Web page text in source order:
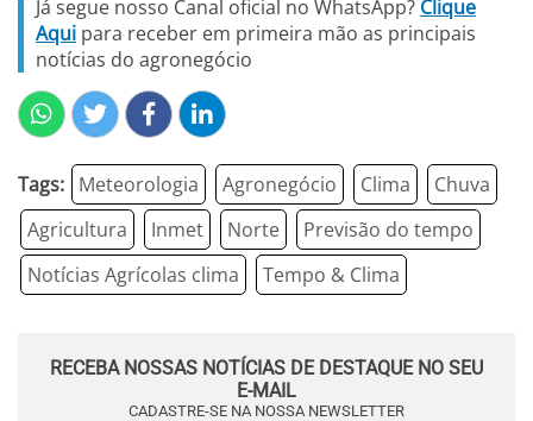
Já segue nosso Canal oficial no WhatsApp? Clique
Aqui para receber em primeira mão as principais
notícias do agronegócio
Tags: Meteorologia Agronegócio Clima
Chuva
Agricultura
Inmet Norte
Previsão do tempo
Notícias Agrícolas clima
Tempo & Clima
RECEBA NOSSAS NOTÍCIAS DE DESTAQUE NO SEU
E-MAIL
CADASTRE-SE NA NOSSA NEWSLETTER